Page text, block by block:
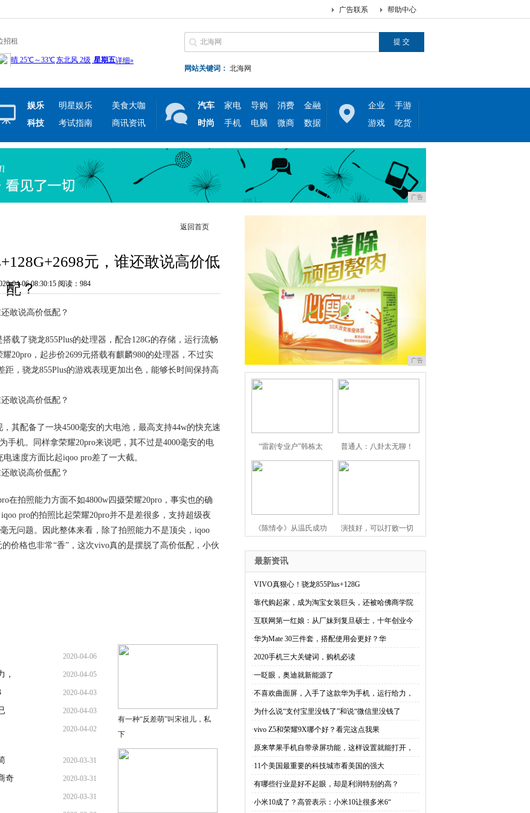
帮助中心
广告联系
招租
网站关键词： 北海网
娱乐 明星娱乐
美食大咖
科技
考试指南 商讯资讯
汽车 家电 导购 消费
金融
时尚
手机 电脑 微商 数据
企业
手游
游戏
吃货
广告
返回首页
元，谁还敢说高价低
配？
04-06 08:30:15 阅读：984
载了骁龙855Plus的处理器，配合128G的存储，运行流畅
20pro，起步价2699元搭载有麒麟980的处理器，不过实
距，骁龙855Plus的游戏表现更加出色，能够长时间保持高
其配备了一块4500毫安的大电池，最高支持44w的快充速
手机。同样拿荣耀20pro来说吧，其不过是4000毫安的电
速度方面比起iqoo pro差了一大截。
在拍照能力方面不如4800w四摄荣耀20pro，事实也的确
pro的拍照比起荣耀20pro并不是差很多，支持超级夜
无问题。因此整体来看，除了拍照能力不是顶尖，iqoo
价格也非常“香”，这次vivo真的是摆脱了高价低配，小伙
2020-04-06
， 2020-04-05
2020-04-03
2020-04-03
2020-04-02
2020-03-31
奇 2020-03-31
2020-03-31
有一种“反差萌”叫宋祖儿，私
下
广告
“雷剧专业户”韩栋太 普通人：八卦太无聊！
《陈情令》从温氏成功 演技好，可以打败一切
最新资讯
·VIVO真狠心！骁龙855Plus+128G
·靠代购起家，成为淘宝女装巨头，还被哈佛商学院
·互联网第一红娘：从厂妹到复旦硕士，十年创业今
·华为Mate 30三件套，搭配使用会更好？华
·2020手机三大关键词，购机必读
·一眨眼，奥迪就新能源了
·不喜欢曲面屏，入手了这款华为手机，运行给力，
·为什么说“支付宝里没钱了”和说“微信里没钱了
·vivo Z5和荣耀9X哪个好？看完这点我果
·原来苹果手机自带录屏功能，这样设置就能打开，
·11个美国最重要的科技城市看美国的强大
·有哪些行业是好不起眼，却是利润特别的高？
·小米10成了？高管表示：小米10让很多米6“